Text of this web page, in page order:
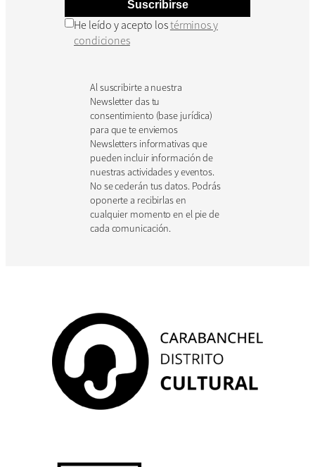
Suscribirse
He leído y acepto lostérminos y
condiciones
Al suscribirte a nuestra
Newsletter das tu
consentimiento (base jurídica)
para que te enviemos
Newsletters informativas que
pueden incluir información de
nuestras actividades y eventos.
No se cederán tus datos. Podrás
oponerte a recibirlas en
cualquier momento en el pie de
cada comunicación.